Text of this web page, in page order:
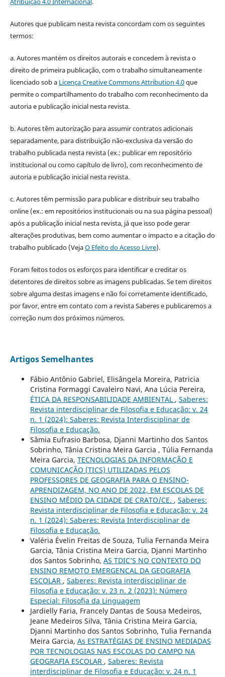
Autores que publicam nesta revista concordam com os seguintes
termos:
a. Autores mantém os direitos autorais e concedem à revista o
direito de primeira publicação, com o trabalho simultaneamente
licenciado sob a Licença Creative Commons Attribution 4.0que
permite o compartilhamento do trabalho com reconhecimento da
autoria e publicação inicial nesta revista.
b. Autores têm autorização para assumir contratos adicionais
separadamente, para distribuição não-exclusiva da versão do
trabalho publicada nesta revista (ex.: publicar em repositório
institucional ou como capítulo de livro), com reconhecimento de
autoria e publicação inicial nesta revista.
c. Autores têm permissão para publicar e distribuir seu trabalho
online (ex.: em repositórios institucionais ou na sua página pessoal)
após a publicação inicial nesta revista, já que isso pode gerar
alterações produtivas, bem como aumentar o impacto e a citação do
trabalho publicado (VejaO Efeito do Acesso Livre).
Foram feitos todos os esforços para identificar e creditar os
detentores de direitos sobre as imagens publicadas. Se tem direitos
sobre alguma destas imagens e não foi corretamente identificado,
por favor, entre em contato com a revista Saberes e publicaremos a
correção num dos próximos números.
Artigos Semelhantes
Fábio Antônio Gabriel, Elisângela Moreira, Patricia
Cristina Formaggi Cavaleiro Navi, Ana Lúcia Pereira,
ÉTICA DA RESPONSABILIDADE AMBIENTAL , Saberes:
Revista interdisciplinar de Filosofia e Educação: v. 24
n. 1 (2024): Saberes: Revista Interdisciplinar de
Filosofia e Educação.
Sâmia Eufrasio Barbosa, Djanni Martinho dos Santos
Sobrinho, Tânia Cristina Meira Garcia , Túlia Fernanda
Meira Garcia, TECNOLOGIAS DA INFORMAÇÃO E
COMUNICAÇÃO (TICS) UTILIZADAS PELOS
PROFESSORES DE GEOGRAFIA PARA O ENSINO-
APRENDIZAGEM, NO ANO DE 2022, EM ESCOLAS DE
ENSINO MÉDIO DA CIDADE DE CRATO/CE. , Saberes:
Revista interdisciplinar de Filosofia e Educação: v. 24
n. 1 (2024): Saberes: Revista Interdisciplinar de
Filosofia e Educação.
Valéria Évelin Freitas de Souza, Tulia Fernanda Meira
Garcia, Tânia Cristina Meira Garcia, Djanni Martinho
dos Santos Sobrinho, AS TDIC’S NO CONTEXTO DO
ENSINO REMOTO EMERGENCAL DA GEOGRAFIA
ESCOLAR , Saberes: Revista interdisciplinar de
Filosofia e Educação: v. 23 n. 2 (2023): Número
Especial: Filosofia da Linguagem
Jardielly Faria, Francely Dantas de Sousa Medeiros,
Jeane Medeiros Silva, Tânia Cristina Meira Garcia,
Djanni Martinho dos Santos Sobrinho, Tulia Fernanda
Meira Garcia, As ESTRATÉGIAS DE ENSINO MEDIADAS
POR TECNOLOGIAS NAS ESCOLAS DO CAMPO NA
GEOGRAFIA ESCOLAR , Saberes: Revista
interdisciplinar de Filosofia e Educação: v. 24 n. 1